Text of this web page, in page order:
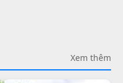
Xem thêm